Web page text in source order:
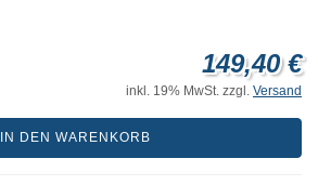
149,40 €
inkl. 19% MwSt. zzgl. Versand
IN DEN WARENKORB